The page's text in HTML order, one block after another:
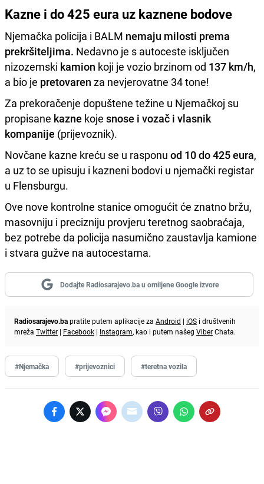
Kazne i do 425 eura uz kaznene bodove
Njemačka policija i BALM nemaju milosti prema
prekršiteljima. Nedavno je s autoceste isključen
nizozemski kamion koji je vozio brzinom od 137 km/h,
a bio je pretovaren za nevjerovatne 34 tone!
Za prekoračenje dopuštene težine u Njemačkoj su
propisane kazne koje snose i vozač i vlasnik
kompanije (prijevoznik).
Novčane kazne kreću se u rasponu od 10 do 425 eura,
a uz to se upisuju i kazneni bodovi u njemački registar
u Flensburgu.
Ove nove kontrolne stanice omogućit će znatno bržu,
masovniju i precizniju provjeru teretnog saobraćaja,
bez potrebe da policija nasumično zaustavlja kamione
i stvara gužve na autocestama.
Dodajte Radiosarajevo.ba u omiljene Google izvore
Radiosarajevo.bapratite putem aplikacije za Android | iOS i društvenih
mreža Twitter | Facebook | Instagram, kao i putem našeg ViberChata.
#Njemačka #prijevoznici #teretna vozila